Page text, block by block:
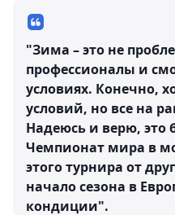
"Зима – это не
профессионалы и
условиях. Конечно,
условий, но все на
Надеюсь и верю, это
Чемпионат мира в
этого турнира от
начало сезона в
кондиции".